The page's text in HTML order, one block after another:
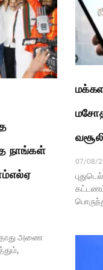
நாங்கள்
அணை
07/08/
கட்டணம்